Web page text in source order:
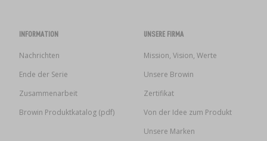
INFORMATION
Nachrichten
Ende der Serie
Zusammenarbeit
Browin Produktkatalog (pdf)
UNSERE FIRMA
Mission, Vision, Werte
Unsere Browin
Zertifikat
Von der Idee zum Produkt
Unsere Marken